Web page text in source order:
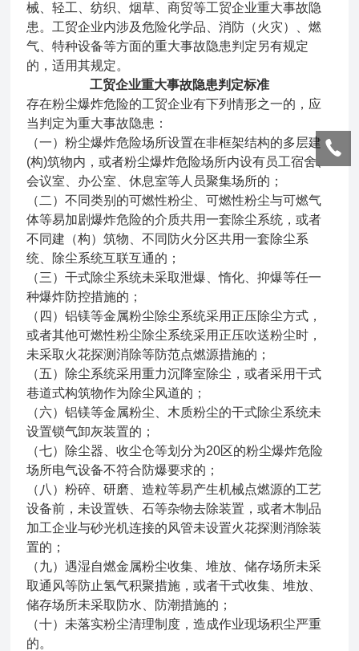
械、轻工、纺织、烟草、商贸等工贸企业重大事故隐
患。工贸企业内涉及危险化学品、消防（火灾）、燃
气、特种设备等方面的重大事故隐患判定另有规定
的，适用其规定。
工贸企业重大事故隐患判定标准
存在粉尘爆炸危险的工贸企业有下列情形之一的，应
当判定为重大事故隐患：
（一）粉尘爆炸危险场所设置在非框架结构的多层建
(构)筑物内，或者粉尘爆炸危险场所内设有员工宿舍、
会议室、办公室、休息室等人员聚集场所的；
（二）不同类别的可燃性粉尘、可燃性粉尘与可燃气
体等易加剧爆炸危险的介质共用一套除尘系统，或者
不同建（构）筑物、不同防火分区共用一套除尘系
统、除尘系统互联互通的；
（三）干式除尘系统未采取泄爆、惰化、抑爆等任一
种爆炸防控措施的；
（四）铝镁等金属粉尘除尘系统采用正压除尘方式，
或者其他可燃性粉尘除尘系统采用正压吹送粉尘时，
未采取火花探测消除等防范点燃源措施的；
（五）除尘系统采用重力沉降室除尘，或者采用干式
巷道式构筑物作为除尘风道的；
（六）铝镁等金属粉尘、木质粉尘的干式除尘系统未
设置锁气卸灰装置的；
（七）除尘器、收尘仓等划分为20区的粉尘爆炸危险
场所电气设备不符合防爆要求的；
（八）粉碎、研磨、造粒等易产生机械点燃源的工艺
设备前，未设置铁、石等杂物去除装置，或者木制品
加工企业与砂光机连接的风管未设置火花探测消除装
置的；
（九）遇湿自燃金属粉尘收集、堆放、储存场所未采
取通风等防止氢气积聚措施，或者干式收集、堆放、
储存场所未采取防水、防潮措施的；
（十）未落实粉尘清理制度，造成作业现场积尘严重
的。